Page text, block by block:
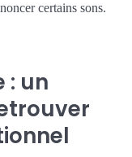
certains sons.
: un